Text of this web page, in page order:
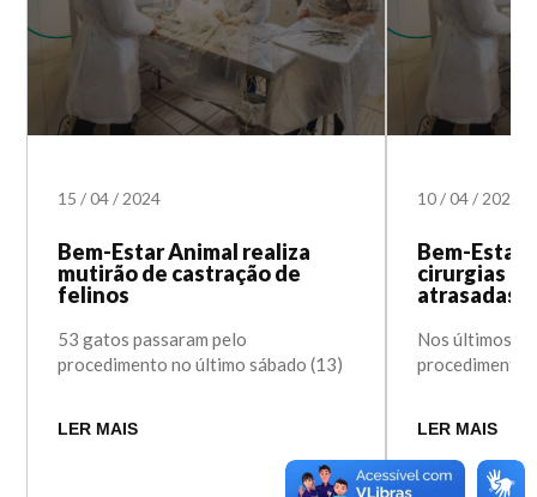
15/04/ 2024
Bem-Estar Animal realiza
mutirão de castração de
felinos
53 gatos passaram pelo
procedimento no último sábado (13)
LER MAIS
10/04/ 2024
Bem-Estar
cirurgias
atrasadas
Nos últimos
LER MAIS